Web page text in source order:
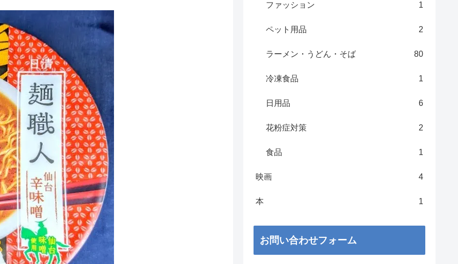
ファッション 1
ペット用品 2
ラーメン・うどん・そば 80
冷凍食品 1
日用品 6
花粉症対策 2
食品 1
映画 4
本 1
お問い合わせフォーム